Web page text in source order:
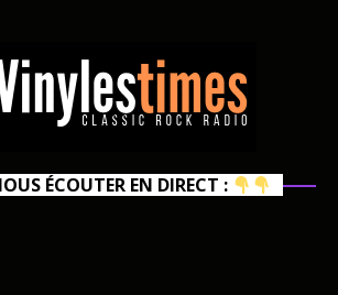
ÉCOUTER EN DIRECT :